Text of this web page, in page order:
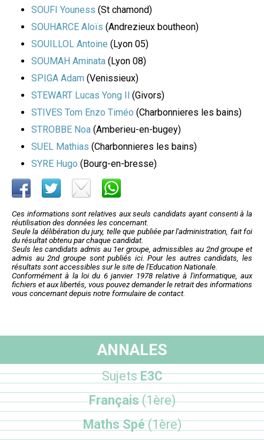
SOUFI Youness (St chamond)
SOUHARCE Aloïs (Andrezieux boutheon)
SOUILLOL Antoine (Lyon 05)
SOUMAH Aminata (Lyon 08)
SPIGA Adam (Venissieux)
STEWART Lucas Yong Il
(Givors)
STIVES Tom Enzo Timéo (Charbonnieres les bains)
STROBBE Noa (Amberieu-en-bugey)
SUEL Mathias (Charbonnieres les bains)
SYRE Hugo (Bourg-en-bresse)
Ces informations sont relatives aux seuls candidats ayant consenti à la
réutilisation des données les concernant.
Seule la délibération du jury, telle que publiée par l'administration, fait foi
du résultat obtenu par chaque candidat.
Seuls les candidats admis au 1er groupe, admissibles au 2nd groupe et
admis au 2nd groupe sont publiés ici. Pour les autres candidats, les
résultats sont accessibles sur le site de l'Education Nationale.
Conformément à la loi du 6 janvier 1978 relative à l'informatique, aux
fichiers et aux libertés, vous pouvez demander le retrait des informations
vous concernant depuis notre formulaire de contact.
ANNALES
SujetsE3C
Français(1ère)
Maths Spé(1ère)